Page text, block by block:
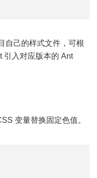
自己的样式文件，可根
引入对应版本的 Ant
变量替换固定色值。